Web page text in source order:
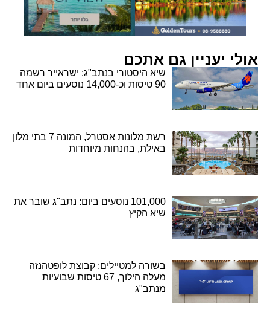
אולי יעניין גם אתכם
שיא היסטורי בנתב"ג: ישראייר רשמה
90 טיסות וכ-14,000 נוסעים ביום אחד
רשת מלונות אסטרל, המונה 7 בתי מלון
באילת, בהנחות מיוחדות
101,000 נוסעים ביום: נתב"ג שובר את
שיא הקיץ
בשורה למטיילים: קבוצת לופטהנזה
מעלה הילוך, 67 טיסות שבועיות
מנתב"ג